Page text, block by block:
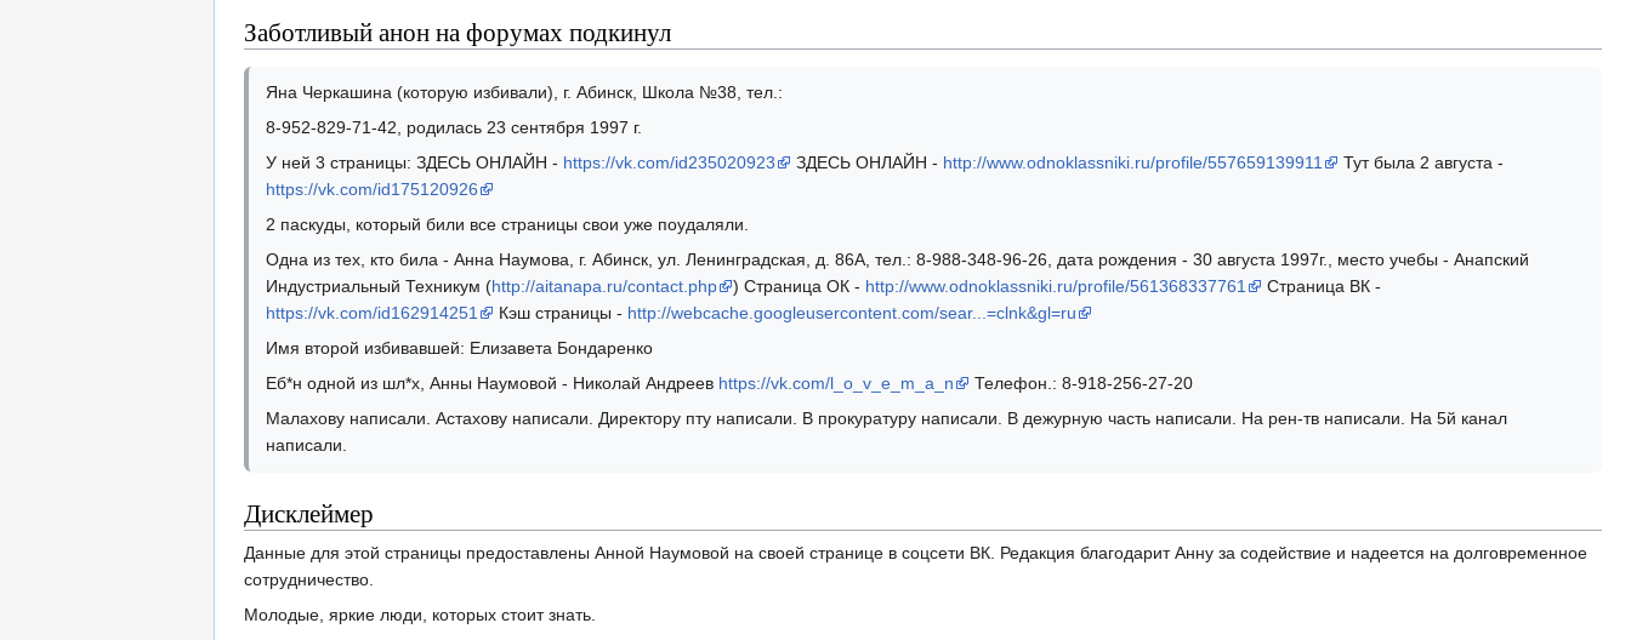
Заботливый анон на форумах подкинул
Яна Черкашина (которую избивали), г. Абинск, Школа №38, тел.:
8-952-829-71-42, родилась 23 сентября 1997 г.
У ней 3 страницы: ЗДЕСЬ ОНЛАЙН - https://vk.com/id235020923 ЗДЕСЬ ОНЛАЙН - http://www.odnoklassniki.ru/profile/557659139911
Тут была 2 августа -
https://vk.com/id175120926
2 паскуды, который били все страницы свои уже поудаляли.
Одна из тех, кто била - Анна Наумова, г. Абинск, ул. Ленинградская, д. 86А, тел.: 8-988-348-96-26, дата рождения - 30 августа 1997г., место учебы - Анапский
Индустриальный Техникум (http://aitanapa.ru/contact.php ) Страница ОК - http://www.odnoklassniki.ru/profile/561368337761
Страница ВК -
https://vk.com/id162914251
Кэш страницы - http://webcache.googleusercontent.com/sear...=clnk&gl=ru
Имя второй избивавшей: Елизавета Бондаренко
Еб*н одной из шл*х, Анны Наумовой - Николай Андреев https://vk.com/l_o_v_e_m_a_n
Телефон.: 8-918-256-27-20
Малахову написали. Астахову написали. Директору пту написали. В прокуратуру написали. В дежурную часть написали. На рен-тв написали. На 5й канал
написали.
Дисклеймер
Данные для этой страницы предоставлены Анной Наумовой на своей странице в соцсети ВК. Редакция благодарит Анну за содействие и надеется на долговременное
сотрудничество.
Молодые, яркие люди, которых стоит знать.